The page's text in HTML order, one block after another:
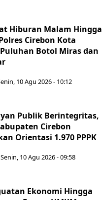
Hiburan Malam Hingga
Cirebon Kota
Botol Miras dan
10 Agu 2026 - 10:12
Publik Berintegritas,
Cirebon
Orientasi 1.970 PPPK
Senin, 10 Agu 2026 - 09:58
Ekonomi Hingga